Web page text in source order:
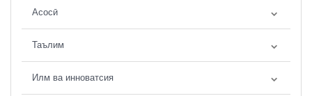
Асосӣ
Таълим
Илм ва инноватсия